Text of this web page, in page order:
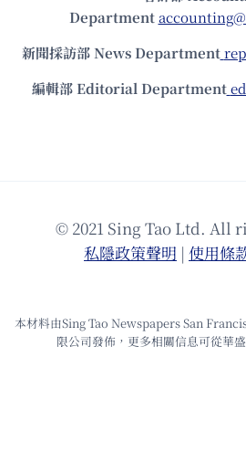
Department
新聞採訪部 News Department
編輯部 Editorial Department
© 2021 Sing Tao Ltd. All
私隱政策聲明 | 使⽤條
本材料由Sing Tao Newspapers San
限公司發佈，更多相關信息可從華